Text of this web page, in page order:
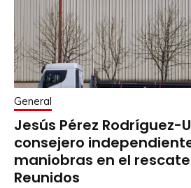
General
Jesús Pérez Rodríguez-
consejero
maniobras en el
Reunidos